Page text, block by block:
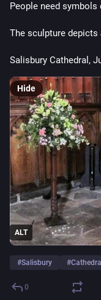
People need symbols
The sculpture depicts
Salisbury Cathedral,
ALT
Hide
#Salisbury #Cathedral
0